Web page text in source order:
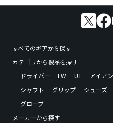
すべてのギアから探す
カテゴリから製品を探す
ドライバー
FW UT アイアン
シャフト
グリップ シューズ
グローブ
メーカーから探す